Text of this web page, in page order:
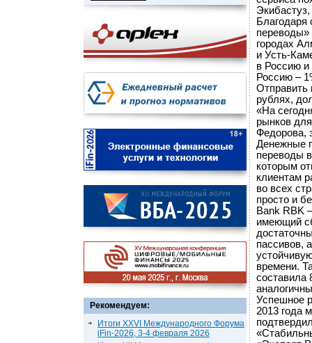
Рекомендуем:
Итоги XXVI Международного Форума
iFin-2026, 3-4 февраля 2026
Благодаря
переводы»
городах
и Усть-
в Россию
Россию –
Отправить
рублях,
«На
рынков
Федорова,
Денежные
переводы
которым
клиентам
во всех
просто и
Bank RBK
имеющий
пассивов,
времени.
составила
Успешное
2013 года